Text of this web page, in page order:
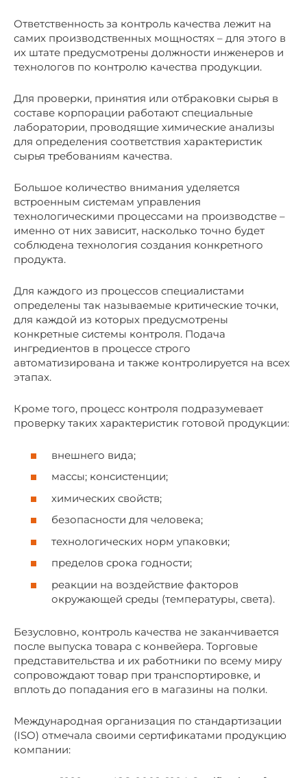
Ответственность за контроль качества лежит на
самих производственных мощностях – для этого в
их штате предусмотрены должности инженеров и
технологов по контролю качества продукции.
Для проверки, принятия или отбраковки сырья в
составе корпорации работают специальные
лаборатории, проводящие химические анализы
для определения соответствия характеристик
сырья требованиям качества.
Большое количество внимания уделяется
встроенным системам управления
технологическими процессами на производстве –
именно от них зависит, насколько точно будет
соблюдена технология создания конкретного
продукта.
Для каждого из процессов специалистами
определены так называемые критические точки,
для каждой из которых предусмотрены
конкретные системы контроля. Подача
ингредиентов в процессе строго
автоматизирована и также контролируется на всех
этапах.
Кроме того, процесс контроля подразумевает
проверку таких характеристик готовой продукции:
внешнего вида;
массы; консистенции;
химических свойств;
безопасности для человека;
технологических норм упаковки;
пределов срока годности;
реакции на воздействие факторов
окружающей среды (температуры, света).
Безусловно, контроль качества не заканчивается
после выпуска товара с конвейера. Торговые
представительства и их работники по всему миру
сопровождают товар при транспортировке, и
вплоть до попадания его в магазины на полки.
Международная организация по стандартизации
(ISO) отмечала своими сертификатами продукцию
компании: